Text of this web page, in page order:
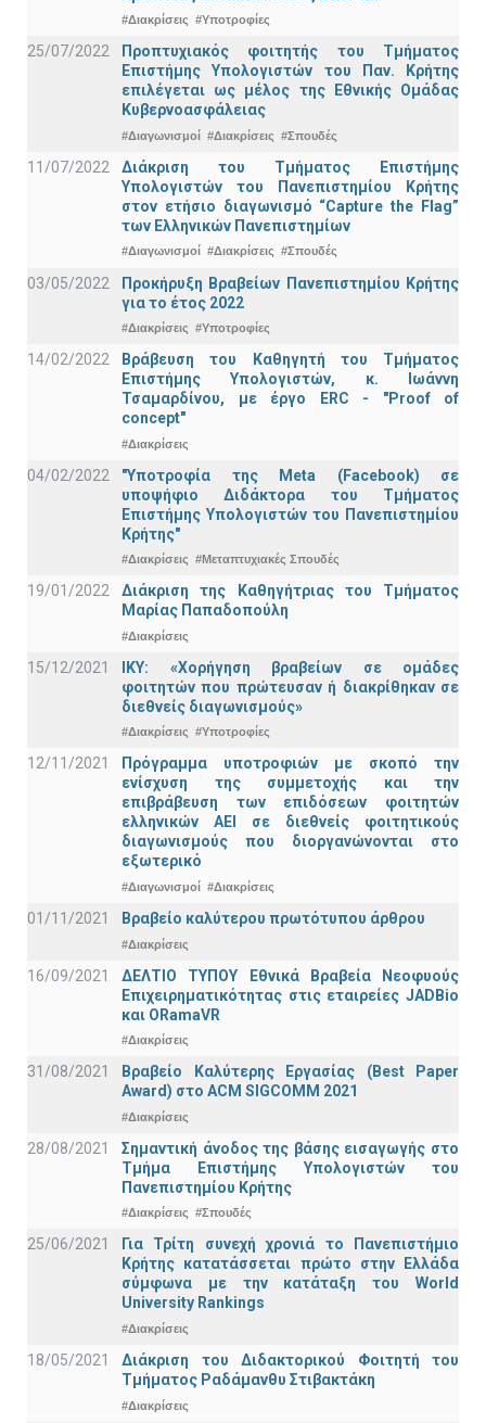
#Διακρίσεις #Υποτροφίες
25/07/2022
Προπτυχιακός φοιτητής του Τμήματος
Επιστήμης Υπολογιστών του Παν. Κρήτης
επιλέγεται ως μέλος της Εθνικής Ομάδας
Κυβερνοασφάλειας
#Διαγωνισμοί #Διακρίσεις #Σπουδές
11/07/2022
Διάκριση του Τμήματος Επιστήμης
Υπολογιστών του Πανεπιστημίου Κρήτης
στον ετήσιο διαγωνισμό “Capture the Flag”
των Ελληνικών Πανεπιστημίων
#Διαγωνισμοί #Διακρίσεις #Σπουδές
03/05/2022
Προκήρυξη Βραβείων Πανεπιστημίου Κρήτης
για το έτος 2022
#Διακρίσεις #Υποτροφίες
14/02/2022
Βράβευση του Καθηγητή του Τμήματος
Επιστήμης Υπολογιστών, κ. Ιωάννη
Τσαμαρδίνου, με έργο ERC - "Proof of
concept"
#Διακρίσεις
04/02/2022
"Υποτροφία της Meta (Facebook) σε
υποψήφιο Διδάκτορα του Τμήματος
Επιστήμης Υπολογιστών του Πανεπιστημίου
Κρήτης"
#Διακρίσεις #Μεταπτυχιακές Σπουδές
19/01/2022
Διάκριση της Καθηγήτριας του Τμήματος
Μαρίας Παπαδοπούλη
#Διακρίσεις
15/12/2021
IKY: «Χορήγηση βραβείων σε ομάδες
φοιτητών που πρώτευσαν ή διακρίθηκαν σε
διεθνείς διαγωνισμούς»
#Διακρίσεις #Υποτροφίες
12/11/2021
Πρόγραμμα υποτροφιών με σκοπό την
ενίσχυση της συμμετοχής και την
επιβράβευση των επιδόσεων φοιτητών
ελληνικών ΑΕΙ σε διεθνείς φοιτητικούς
διαγωνισμούς που διοργανώνονται στο
εξωτερικό
#Διαγωνισμοί #Διακρίσεις
01/11/2021 Bραβείο καλύτερου πρωτότυπου άρθρου
#Διακρίσεις
16/09/2021
ΔΕΛΤΙΟ ΤΥΠΟΥ Εθνικά Βραβεία Νεοφυούς
Επιχειρηματικότητας στις εταιρείες JADBio
και ORamaVR
#Διακρίσεις
31/08/2021
Βραβείο Καλύτερης Εργασίας (Best Paper
Award) στο ACM SIGCOMM 2021
#Διακρίσεις
28/08/2021
Σημαντική άνοδος της βάσης εισαγωγής στο
Τμήμα Επιστήμης Υπολογιστών του
Πανεπιστημίου Κρήτης
#Διακρίσεις #Σπουδές
25/06/2021
Για Τρίτη συνεχή χρονιά το Πανεπιστήμιο
Κρήτης κατατάσσεται πρώτο στην Ελλάδα
σύμφωνα με την κατάταξη του World
University Rankings
#Διακρίσεις
18/05/2021
Διάκριση του Διδακτορικού Φοιτητή του
Τμήματος Ραδάμανθυ Στιβακτάκη
#Διακρίσεις